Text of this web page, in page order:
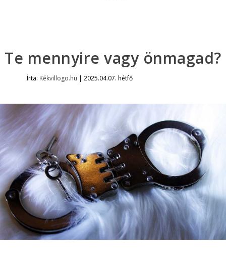
Te mennyire vagy önmagad?
Írta: Kékvillogo.hu | 2025.04.07. hétfő